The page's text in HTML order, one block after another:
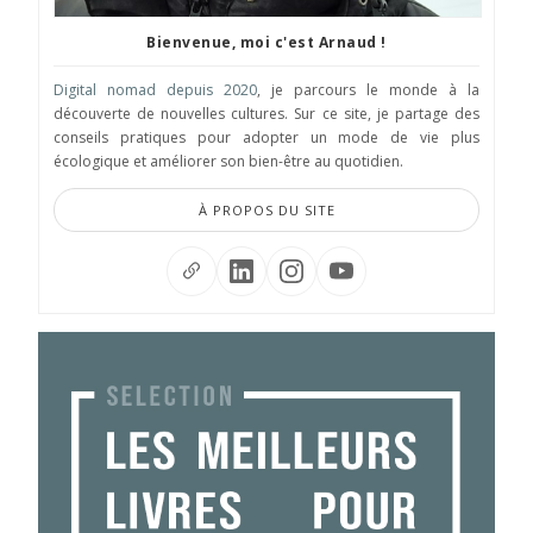
Bienvenue, moi c'est Arnaud !
Digital nomad depuis 2020, je parcours le monde à la
découverte de nouvelles cultures. Sur ce site, je partage des
conseils pratiques pour adopter un mode de vie plus
écologique et améliorer son bien-être au quotidien.
À PROPOS DU SITE